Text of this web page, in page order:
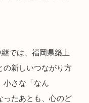
では、福岡県築上
の新しいつながり方
小さな「なん
ったあとも、心のど